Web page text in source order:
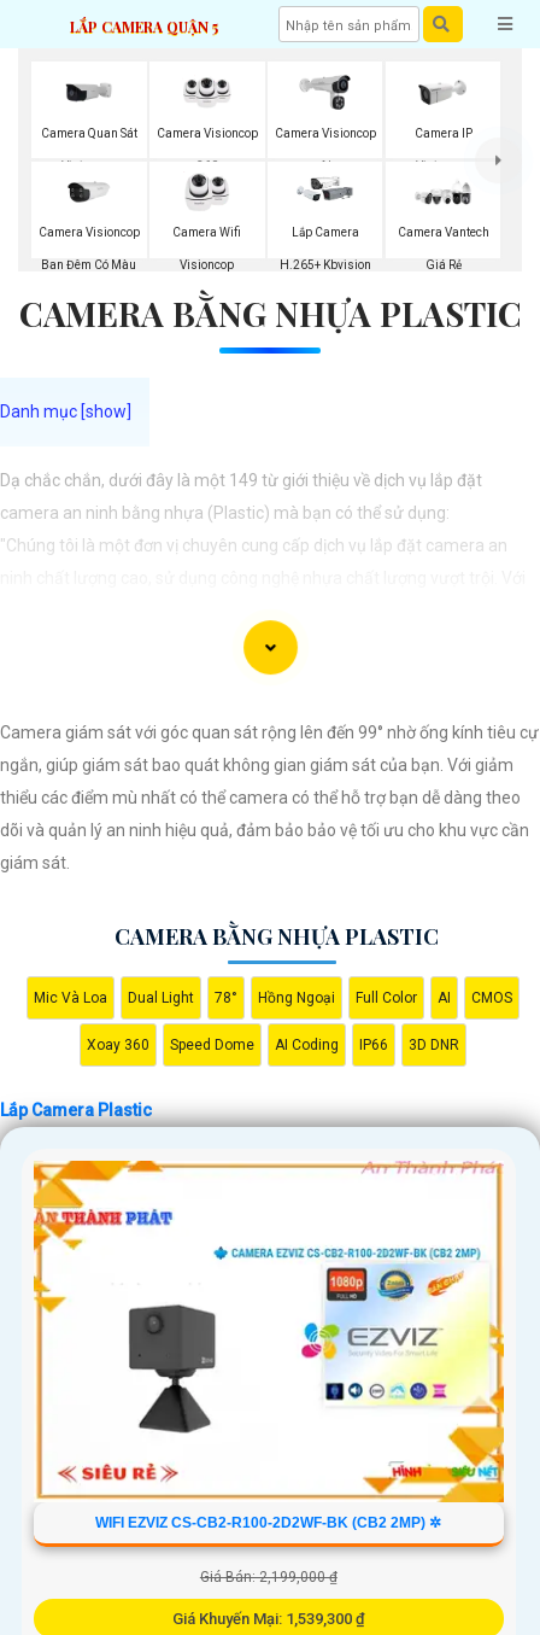
LẮP CAMERA QUẬN 5
Camera Quan Sát
Visioncop
Camera Visioncop
360
Camera Visioncop
Al
Camera IP
Visioncop
Camera Visioncop
Ban Đêm Có Màu
Camera Wifi
Visioncop
Lắp Camera
H.265+ Kbvision
Camera Vantech
Giá Rẻ
CAMERA BẰNG NHỰA PLASTIC
Dạ chắc chắn, dưới đây là một 149 từ giới thiệu về dịch vụ lắp đặt
camera an ninh bằng nhựa (Plastic) mà bạn có thể sử dụng:
"Chúng tôi là một đơn vị chuyên cung cấp dịch vụ lắp đặt camera an
khách hàng sự an tâm và yên tâm về an ninh tại mọi không gian. Hệ
thống camera nhựa của chúng An Thành Phát Không chỉ mang lại hình
hiệu quả. Đến với chúng tôi, quý khách sẽ được tư vấn kỹ lưỡng và lựa
chọn giải pháp an ninh tốt nhất cho gia đình, cửa hàng hoặc doanh
nghiệp của mình. Hãy để chúng tôi giúp bạn bảo vệ mọi khoảnh khắc
quan trọng."
'
Camera giám sát với góc quan sát rộng lên đến 99° nhờ ống kính tiêu cự
ngắn, giúp giám sát bao quát không gian giám sát của bạn. Với giảm
thiểu các điểm mù nhất có thể camera có thể hỗ trợ bạn dễ dàng theo
dõi và quản lý an ninh hiệu quả, đảm bảo bảo vệ tối ưu cho khu vực cần
giám sát.
CAMERA BẰNG NHỰA PLASTIC
Mic Và Loa Dual Light 78° Hồng Ngoại Full Color AI CMOS
Xoay 360 Speed Dome AI Coding IP66 3D DNR
Lắp Camera Plastic
WIFI EZVIZ CS-CB2-R100-2D2WF-BK (CB2 2MP) ✲
Giá Bán: 2,199,000 ₫
Giá Khuyến Mại: 1,539,300 ₫